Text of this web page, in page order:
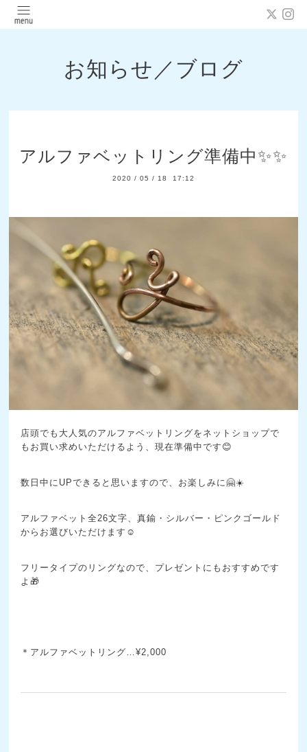
お知らせ／ブログ
アルファベットリング準備中✨✨
2020 / 05 / 18 17:12
店頭でも大人気のアルファベットリングをネットショップで
もお買い求めいただけるよう、現在準備中です😊
数日中にUPできると思いますので、お楽しみに🤗☀️
アルファベット全26文字、真鍮・シルバー・ピンクゴールド
からお選びいただけます☺️
フリータイプのリングなので、プレゼントにもおすすめです
よ🎁
＊アルファベットリング…¥2,000